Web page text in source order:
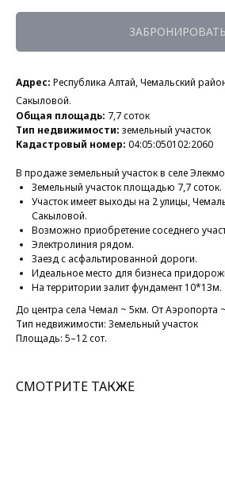
ЗАБРОНИРОВАТЬ
Адрес: Республика Алтай, Чемальский
Сакыловой.
Общая площадь: 7,7 соток
Тип недвижимости: земельный участок
Кадастровый номер: 04:05:050102:2060
В продаже земельный участок в селе
Земельный участок площадью 7,7 соток.
Участок имеет выходы на 2 улицы,
Сакыловой.
Возможно приобретение соседнего
Электролиния рядом.
Заезд с асфальтированной дороги.
Идеальное место для бизнеса
На территории залит фундамент 10*13м.
До центра села Чемал ~ 5км. От Аэропорта
Тип недвижимости: Земельный участок
Площадь: 5–12 сот.
СМОТРИТЕ ТАКЖЕ